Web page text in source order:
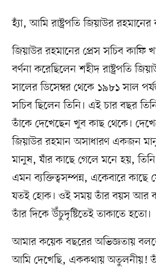
হ্যাঁ, আমি রাষ্ট্রপতি জিয়াউর
জিয়াউর রহমানের প্রেস সচিব কাফি
বর্ণনা করেছিলেন শহীদ রাষ্ট্রপতি
সালের ডিসেম্বর থেকে ১৯৮১ সাল
সচিব ছিলেন তিনি। এই চার বছর
তাঁকে দেখেছেন খুব কাছ থেকে।
জিয়াউর রহমান অসাধারণ একজন
মানুষ, যাঁর কাছে গেলে মনে হয়,
এমন ব্যক্তিত্বসম্পন্ন, একেবারে
যতই হোক। ওই সময় তাঁর বয়স আর
তাঁর দিকে উঁচুদৃষ্টিতেই তাকাতে হতো।
আমার কয়েক বছরের অভিজ্ঞতায়
আমি দেখেছি, এককথায় অতুলনীয়!